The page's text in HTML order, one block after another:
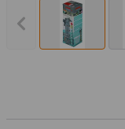
Vorheriges Bild